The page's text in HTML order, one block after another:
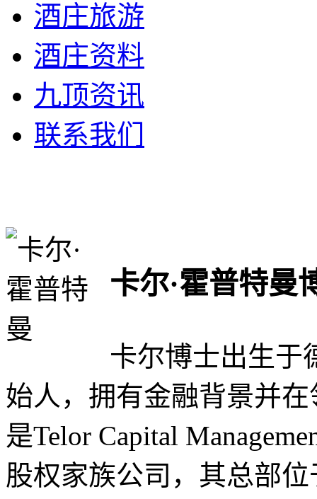
酒庄旅游
酒庄资料
九顶资讯
联系我们
卡尔·霍普特曼
卡尔博士出生于
始人，拥有金融背景并
是Telor Capital
股权家族公司，其总部